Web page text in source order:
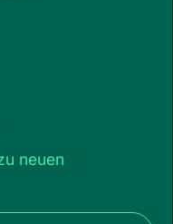
neuen